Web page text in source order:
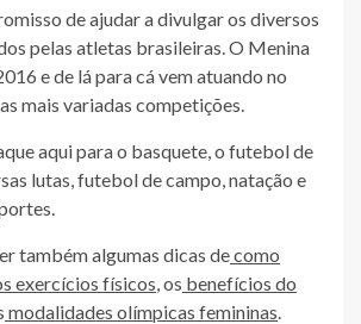
de ajudar a divulgar os diversos
pelas atletas brasileiras. O Menina
e de lá para cá vem atuando no
mais variadas competições.
aqui para o basquete​, o futebol de
lutas, futebol de campo, natação e
também algumas dicas decomo
exercícios físicos, os benefícios do
modalidades olímpicas femininas.